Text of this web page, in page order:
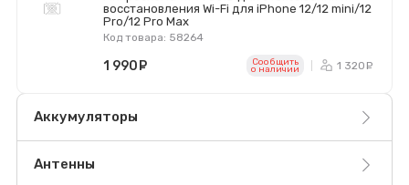
восстановления Wi-Fi для iPhone 12/12 mini/12
Pro/12 Pro Max
Код товара: 58264
1 990 Сообщить
o наличии 1 320
Аккумуляторы
Антенны